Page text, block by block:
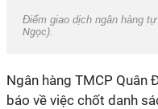
Điểm giao dịch ngân hàng
Ngọc).
Ngân hàng TMCP Quân
báo về việc chốt danh